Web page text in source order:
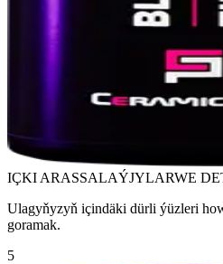
IÇKI ARASSALAÝJYLARWE
Ulagyňyzyň içindäki dürli ýüzleri
goramak.
5